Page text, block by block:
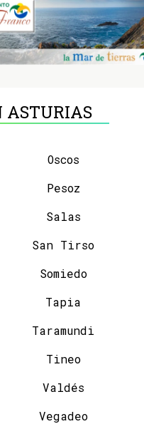
ASTURIAS
Oscos
Pesoz
Salas
San Tirso
Somiedo
Tapia
Taramundi
Tineo
Valdés
Vegadeo